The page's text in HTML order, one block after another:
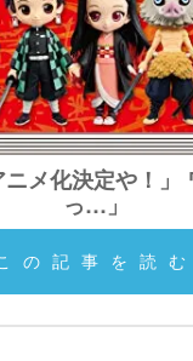
メ化決定や！」
っ…」
の記事を読む